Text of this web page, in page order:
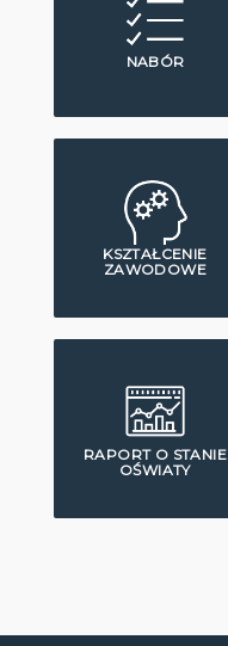
NABÓR
KSZTAŁCENIE
ZAWODOWE
RAPORT O STANIE
OŚWIATY